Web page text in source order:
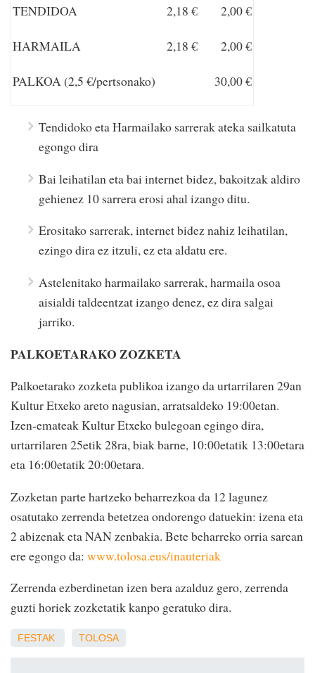
TENDIDOA 2,18 € 2,00 €
HARMAILA 2,18 € 2,00 €
PALKOA (2,5 €/pertsonako) 30,00 €
Tendidoko eta Harmailako sarrerak ateka sailkatuta
egongo dira
Bai leihatilan eta bai internet bidez, bakoitzak aldiro
gehienez 10 sarrera erosi ahal izango ditu.
Erositako sarrerak, internet bidez nahiz leihatilan,
ezingo dira ez itzuli, ez eta aldatu ere.
Astelenitako harmailako sarrerak, harmaila osoa
aisialdi taldeentzat izango denez, ez dira salgai
jarriko.
PALKOETARAKO ZOZKETA
Palkoetarako zozketa publikoa izango da urtarrilaren 29an
Kultur Etxeko areto nagusian, arratsaldeko 19:00etan.
Izen-emateak Kultur Etxeko bulegoan egingo dira,
urtarrilaren 25etik 28ra, biak barne, 10:00etatik 13:00etara
eta 16:00etatik 20:00etara.
Zozketan parte hartzeko beharrezkoa da 12 lagunez
osatutako zerrenda betetzea ondorengo datuekin: izena eta
2 abizenak eta NAN zenbakia. Bete beharreko orria sarean
ere egongo da: www.tolosa.eus/inauteriak
Zerrenda ezberdinetan izen bera azalduz gero, zerrenda
guzti horiek zozketatik kanpo geratuko dira.
FESTAK TOLOSA